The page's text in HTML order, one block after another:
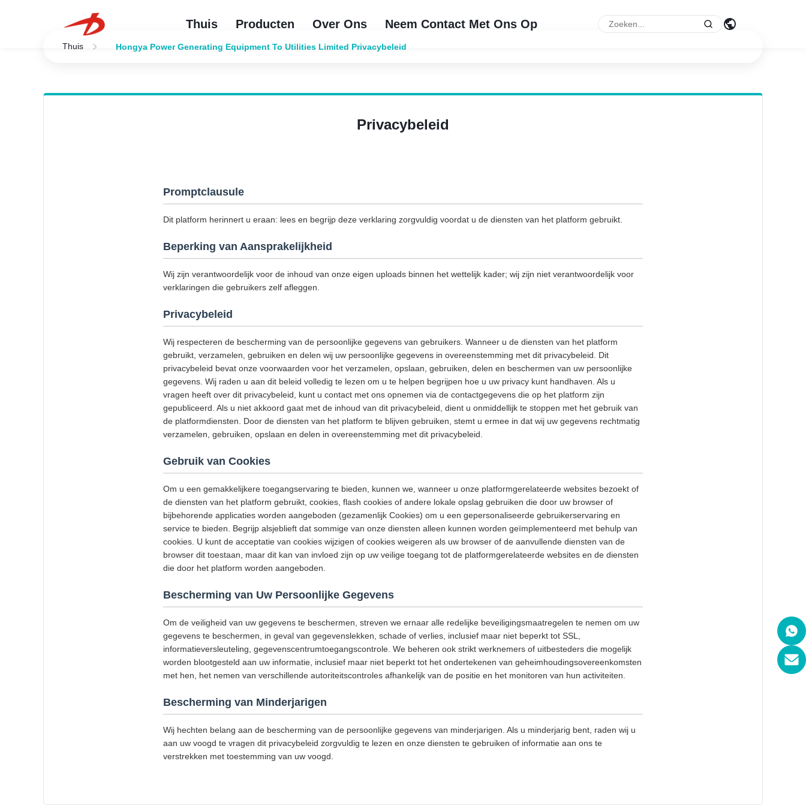
Thuis Producten Over Ons Neem Contact Met Ons Op
Thuis Hongya Power Generating Equipment To Utilities Limited Privacybeleid
Privacybeleid
Promptclausule
Dit platform herinnert u eraan: lees en begrijp deze verklaring zorgvuldig voordat u de diensten van het platform gebruikt.
Beperking van Aansprakelijkheid
Wij zijn verantwoordelijk voor de inhoud van onze eigen uploads binnen het wettelijk kader; wij zijn niet verantwoordelijk voor
verklaringen die gebruikers zelf afleggen.
Privacybeleid
Wij respecteren de bescherming van de persoonlijke gegevens van gebruikers. Wanneer u de diensten van het platform
gebruikt, verzamelen, gebruiken en delen wij uw persoonlijke gegevens in overeenstemming met dit privacybeleid. Dit
privacybeleid bevat onze voorwaarden voor het verzamelen, opslaan, gebruiken, delen en beschermen van uw persoonlijke
gegevens. Wij raden u aan dit beleid volledig te lezen om u te helpen begrijpen hoe u uw privacy kunt handhaven. Als u
vragen heeft over dit privacybeleid, kunt u contact met ons opnemen via de contactgegevens die op het platform zijn
gepubliceerd. Als u niet akkoord gaat met de inhoud van dit privacybeleid, dient u onmiddellijk te stoppen met het gebruik van
de platformdiensten. Door de diensten van het platform te blijven gebruiken, stemt u ermee in dat wij uw gegevens rechtmatig
verzamelen, gebruiken, opslaan en delen in overeenstemming met dit privacybeleid.
Gebruik van Cookies
Om u een gemakkelijkere toegangservaring te bieden, kunnen we, wanneer u onze platformgerelateerde websites bezoekt of
de diensten van het platform gebruikt, cookies, flash cookies of andere lokale opslag gebruiken die door uw browser of
bijbehorende applicaties worden aangeboden (gezamenlijk Cookies) om u een gepersonaliseerde gebruikerservaring en
service te bieden. Begrijp alsjeblieft dat sommige van onze diensten alleen kunnen worden geïmplementeerd met behulp van
cookies. U kunt de acceptatie van cookies wijzigen of cookies weigeren als uw browser of de aanvullende diensten van de
browser dit toestaan, maar dit kan van invloed zijn op uw veilige toegang tot de platformgerelateerde websites en de diensten
die door het platform worden aangeboden.
Bescherming van Uw Persoonlijke Gegevens
Om de veiligheid van uw gegevens te beschermen, streven we ernaar alle redelijke beveiligingsmaatregelen te nemen om uw
gegevens te beschermen, in geval van gegevenslekken, schade of verlies, inclusief maar niet beperkt tot SSL,
informatieversleuteling, gegevenscentrumtoegangscontrole. We beheren ook strikt werknemers of uitbesteders die mogelijk
worden blootgesteld aan uw informatie, inclusief maar niet beperkt tot het ondertekenen van geheimhoudingsovereenkomsten
met hen, het nemen van verschillende autoriteitscontroles afhankelijk van de positie en het monitoren van hun activiteiten.
Bescherming van Minderjarigen
Wij hechten belang aan de bescherming van de persoonlijke gegevens van minderjarigen. Als u minderjarig bent, raden wij u
aan uw voogd te vragen dit privacybeleid zorgvuldig te lezen en onze diensten te gebruiken of informatie aan ons te
verstrekken met toestemming van uw voogd.